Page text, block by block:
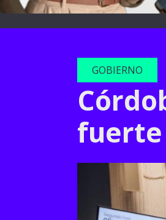
GOBIERNO
fuerte